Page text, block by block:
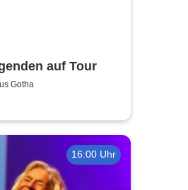
auf Tour
Gotha
16:00 Uhr